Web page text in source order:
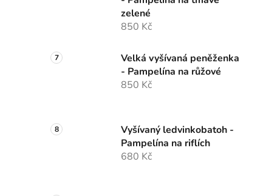
zelené
850 Kč
Velká vyšívaná peněženka
- Pampelína na růžové
850 Kč
Vyšívaný ledvinkobatoh -
Pampelína na riflích
680 Kč